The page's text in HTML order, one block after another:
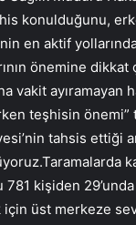
konulduğunu,
en aktif
önemine
vakit
teşhisin önemi”
tahsis ettiği
kişiden
üst merkeze